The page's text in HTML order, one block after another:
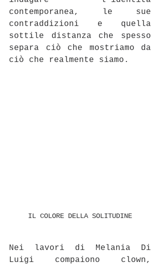
contemporanea, le sue
contraddizioni e quella
sottile distanza che spesso
separa ciò che mostriamo da
ciò che realmente siamo.
IL COLORE DELLA SOLITUDINE
Nei lavori di Melania Di
Luigi compaiono clown,